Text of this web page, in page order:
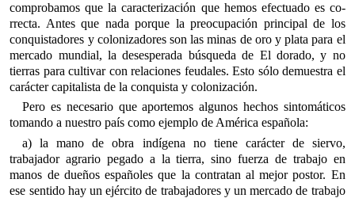
comprobamos que la caracterización que hemos efectuado es co­
rrecta. Antes que nada porque la preocupación principal de los
conquistadores y colonizadores son las minas de oro y plata para el
mercado mundial, la desesperada búsqueda de El dorado, y no
tierras para cultivar con relaciones feudales. Esto sólo demuestra el
carácter capitalista de la conquista y colonización.
Pero es nece­sario que aportemos algunos hechos sintomáticos
tomando a nues­tro país como ejemplo de América española:
a) la mano de obra indígena no tiene carácter de siervo,
trabajador agrario pegado a la tierra, sino fuerza de trabajo en
manos de dueños españoles que la contratan al mejor postor. En
ese sentido hay un ejército de trabajadores y un mercado de trabajo